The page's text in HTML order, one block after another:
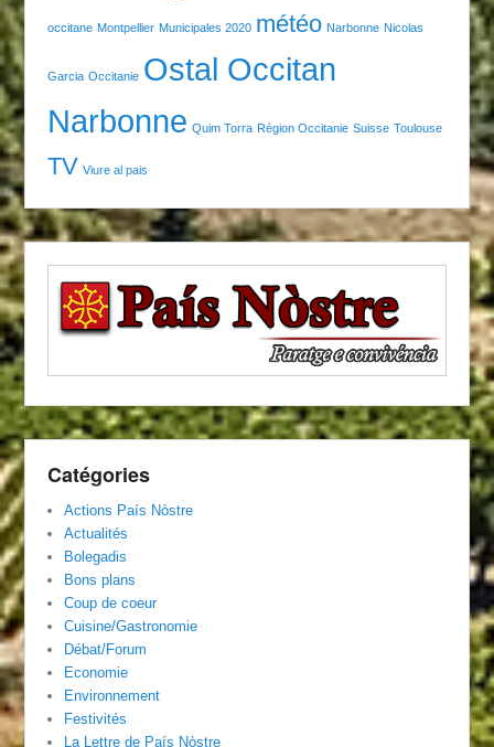
occitane Montpellier Municipales 2020 météo Narbonne Nicolas
Garcia Occitanie Ostal Occitan
Narbonne Quim Torra Région Occitanie Suisse Toulouse
TV Viure al pais
Catégories
Actions País Nòstre
Actualités
Bolegadis
Bons plans
Coup de coeur
Cuisine/Gastronomie
Débat/Forum
Economie
Environnement
Festivités
La Lettre de País Nòstre